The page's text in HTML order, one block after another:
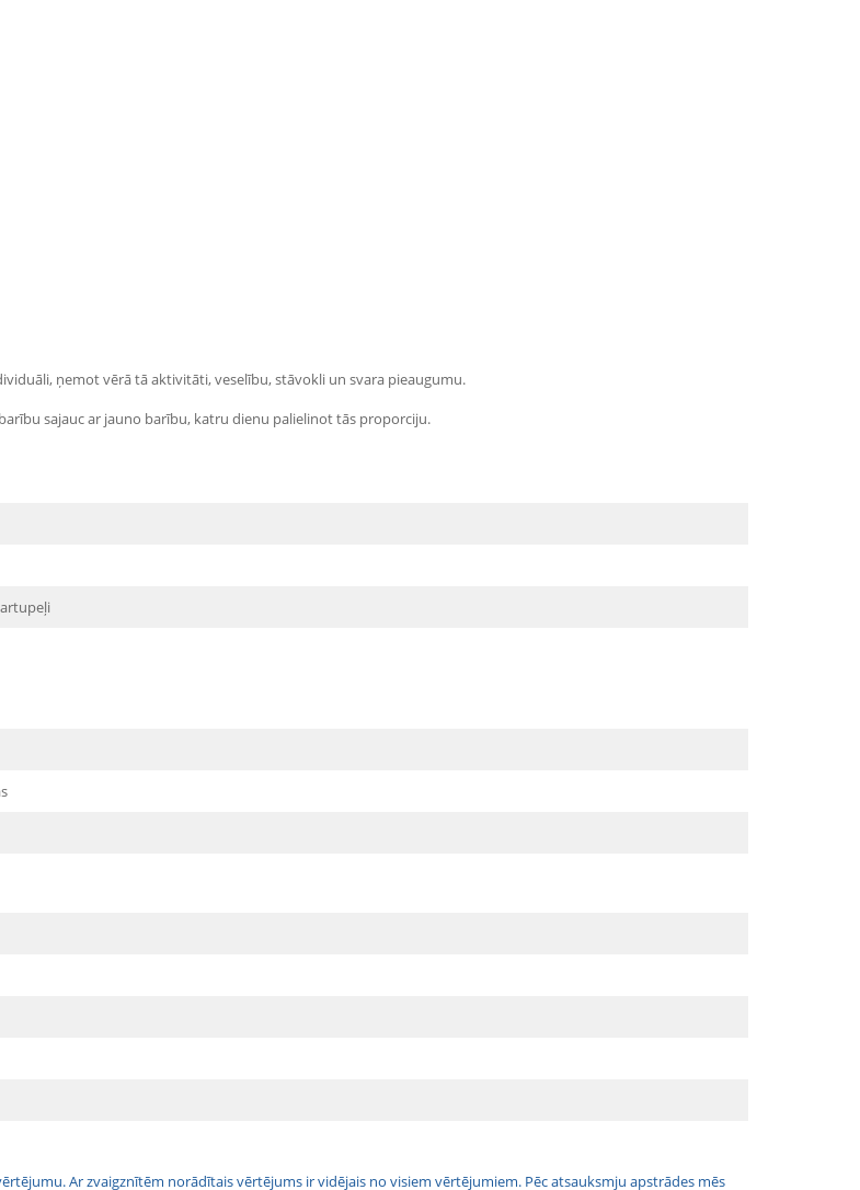
ņemot vērā tā aktivitāti, veselību, stāvokli un svara pieaugumu.
sajauc ar jauno barību, katru dienu palielinot tās proporciju.
Ar zvaigznītēm norādītais vērtējums ir vidējais no visiem vērtējumiem. Pēc atsauksmju apstrādes mēs